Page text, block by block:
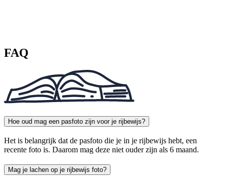
FAQ
Hoe oud mag een pasfoto zijn voor je rijbewijs?
Het is belangrijk dat de pasfoto die je in je rijbewijs hebt, een
recente foto is. Daarom mag deze niet ouder zijn als 6 maand.
Mag je lachen op je rijbewijs foto?